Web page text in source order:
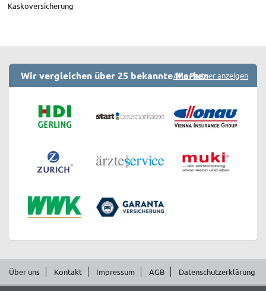
Kaskoversicherung
Wir vergleichen über 25 bekannte MarkenAlle Partner anzeigen
Über uns Kontakt Impressum AGB Datenschutzerklärung